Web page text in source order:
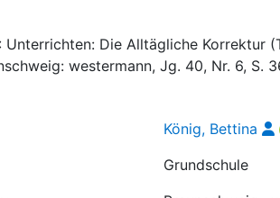
Die Alltägliche Korrektur
westermann, Jg. 40, Nr. 6, S.
König, Bettina
Grundschule